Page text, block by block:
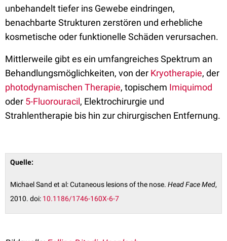
unbehandelt tiefer ins Gewebe eindringen,
benachbarte Strukturen zerstören und erhebliche
kosmetische oder funktionelle Schäden verursachen.
Mittlerweile gibt es ein umfangreiches Spektrum an
Behandlungsmöglichkeiten, von der Kryotherapie, der
photodynamischen Therapie, topischem Imiquimod
oder 5-Fluorouracil, Elektrochirurgie und
Strahlentherapie bis hin zur chirurgischen Entfernung.
Quelle:
Michael Sand et al: Cutaneous lesions of the nose. Head Face Med,
2010. doi: 10.1186/1746-160X-6-7